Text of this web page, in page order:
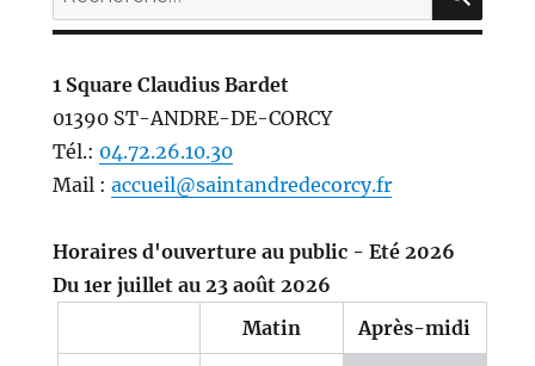
pour :
1 Square Claudius Bardet
01390 ST-ANDRE-DE-CORCY
Tél.: 04.72.26.10.30
Mail : accueil@saintandredecorcy.fr
Horaires d'ouverture au public - Eté 2026
Du 1er juillet au 23 août 2026
Matin
Après-midi